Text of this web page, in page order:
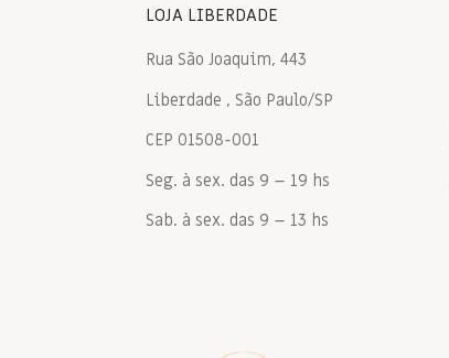
LOJA LIBERDADE
Rua São Joaquim, 443
Liberdade , São Paulo/SP
CEP 01508-001
Seg. à sex. das 9 – 19 hs
Sab. à sex. das 9 – 13 hs